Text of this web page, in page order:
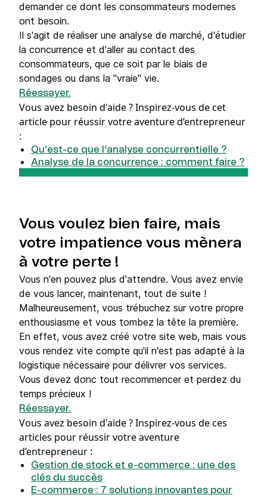
demander ce dont les consommateurs modernes
ont besoin.
Il s'agit de réaliser une analyse de marché, d'étudier
la concurrence et d'aller au contact des
consommateurs, que ce soit par le biais de
sondages ou dans la "vraie" vie.
Réessayer.
Vous avez besoin d'aide ?Inspirez-vous de cet
article pour réussir votre aventure d’entrepreneur
:
Qu’est-ce que l’analyse concurrentielle ?
Analyse de la concurrence : comment faire ?
Vous voulez bien faire, mais
votre impatience vous mènera
à votre perte !
Vous n'en pouvez plus d'attendre. Vous avez envie
de vous lancer, maintenant, tout de suite !
Malheureusement, vous trébuchez sur votre propre
enthousiasme et vous tombez la tête la première.
En effet, vous avez créé votre site web, mais vous
vous rendez vite compte qu'il n'est pas adapté à la
logistique nécessaire pour délivrer vos services.
Vous devez donc tout recommencer et perdez du
temps précieux !
Réessayer.
Vous avez besoin d'aide ?Inspirez-vous de ces
articles pour réussir votre aventure
d’entrepreneur :
Gestion de stock et e-commerce : une des
clés du succès
E-commerce : 7 solutions innovantes pour